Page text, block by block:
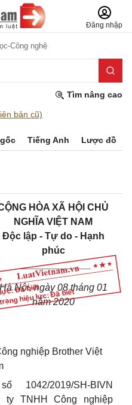
Đăng nhập
Công nghệ
Tìm nâng cao
bản cũ)
Tiếng Anh Lược đồ
Đã biết
hiệu lực: Đã biết
HÒA XÃ HỘI CHỦ
NGHĨA VIỆT NAM
Độc lập - Tự do - Hạnh
phúc
______________
Nội, ngày 08 tháng 01
năm 2020
nghiệp Brother Việt
2019/SH-BIVN
ty TNHH Công nghiệp